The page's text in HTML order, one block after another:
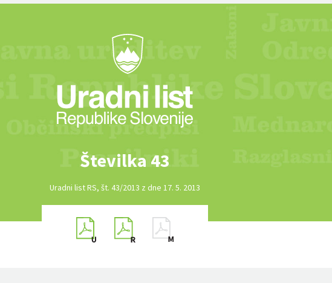
Številka 43
Uradni list RS, št. 43/2013 z dne 17. 5. 2013